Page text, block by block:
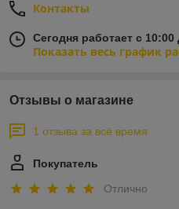
Контакты
Сегодня работает с 10:00
Показать весь график
Отзывы о магазине
1 отзыва за всё время
Покупатель
Отлично